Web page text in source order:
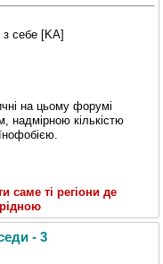
себе [KA]
на цьому форумі
надмірною кількістю
саме ті регіони де
- 3